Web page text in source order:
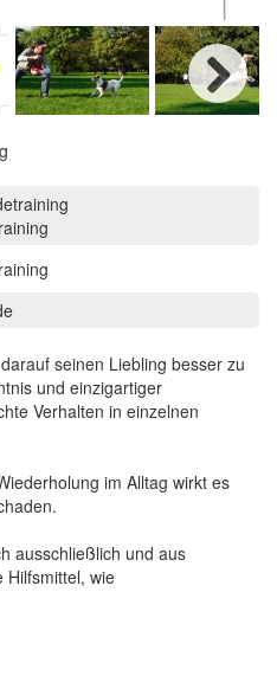
Next
seinen Liebling besser zu
und einzigartiger
Verhalten in einzelnen
im Alltag wirkt es
ausschließlich und aus
Hilfsmittel, wie